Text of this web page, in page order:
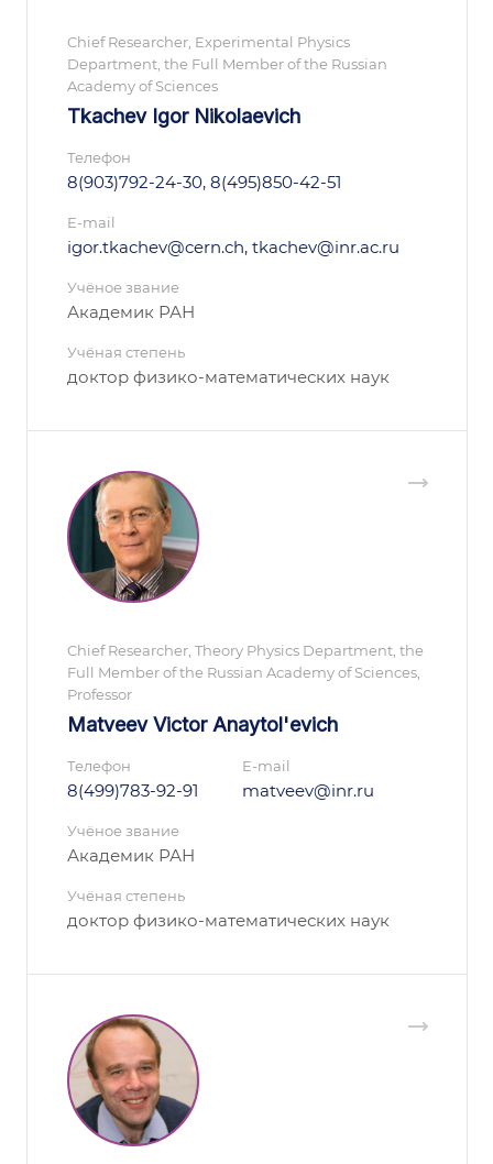
Chief Researcher, Experimental Physics
Department, the Full Member of the Russian
Academy of Sciences
Tkachev Igor Nikolaevich
Телефон
8(903)792-24-30, 8(495)850-42-51
E-mail
igor.tkachev@cern.ch, tkachev@inr.ac.ru
Учёное звание
Академик РАН
Учёная степень
доктор физико-математических наук
Chief Researcher, Theory Physics Department, the
Full Member of the Russian Academy of Sciences,
Professor
Matveev Victor Anaytol'evich
Телефон
8(499)783-92-91
E-mail
matveev@inr.ru
Учёное звание
Академик РАН
Учёная степень
доктор физико-математических наук